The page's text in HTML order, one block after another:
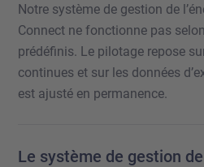
Notre système de gestion de
Connect ne fonctionne pas
prédéfinis. Le pilotage repose
continues et sur les données
est ajusté en permanence.
Le système de gestion de